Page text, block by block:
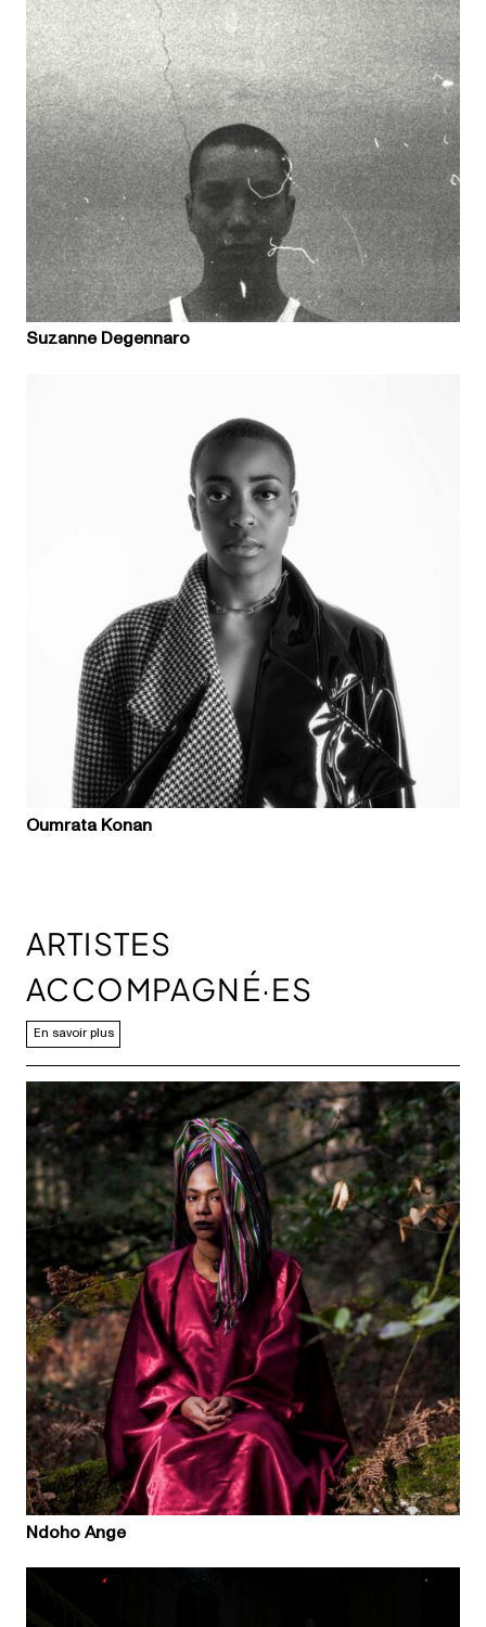
Suzanne Degennaro
Oumrata Konan
ARTISTES
ACCOMPAGNÉ·ES
En savoir plus
Ndoho Ange